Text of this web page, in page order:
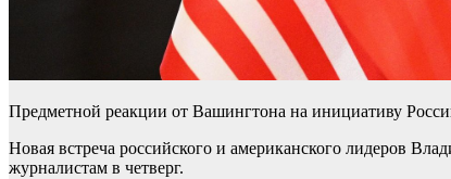
Предметной реакции от Вашингтона на инициативу
Новая встреча российского и американского лидеров
журналистам в четверг.